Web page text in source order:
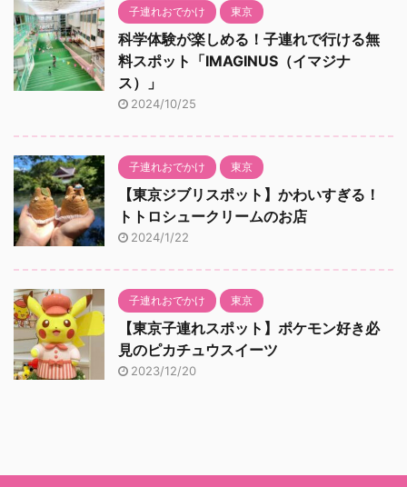
子連れおでかけ 東京
科学体験が楽しめる！子連れで行ける無
料スポット「IMAGINUS（イマジナ
ス）」
2024/10/25
子連れおでかけ 東京
【東京ジブリスポット】かわいすぎる！
トトロシュークリームのお店
2024/1/22
子連れおでかけ 東京
【東京子連れスポット】ポケモン好き必
見のピカチュウスイーツ
2023/12/20